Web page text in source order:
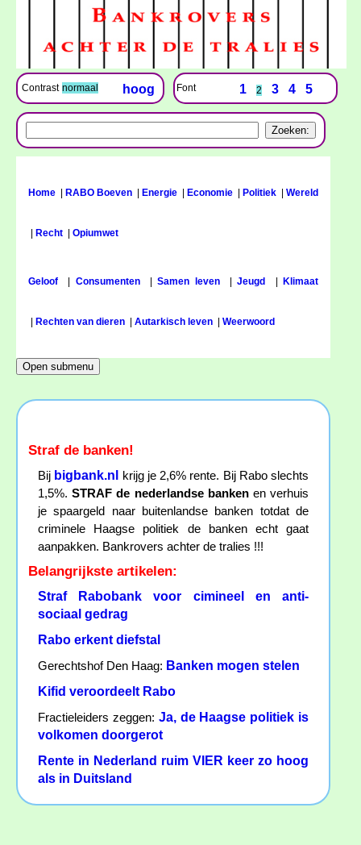
Contrast normaal hoog Font 1 2 3 4 5
Home RABO Boeven Energie Economie Politiek Wereld
Recht Opiumwet
Geloof Consumenten|Samen leven|Jeugd Klimaat
Rechten van dieren Autarkisch leven Weerwoord
Straf de banken!
Bij bigbank.nl
krijg je 2,6% rente. Bij Rabo slechts
1,5%.STRAF de nederlandse bankenen verhuis
je spaargeld naar buitenlandse banken totdat de
criminele Haagse politiek de banken echt gaat
aanpakken. Bankrovers achter de tralies !!!
Belangrijkste artikelen:
Straf Rabobank voor cimineel en anti-
sociaal gedrag
Rabo erkent diefstal
Gerechtshof Den Haag: Banken mogen stelen
Kifid veroordeelt Rabo
Fractieleiders zeggen: Ja, de Haagse politiek is
volkomen doorgerot
Rente in Nederland ruim VIER keer zo hoog
als in Duitsland